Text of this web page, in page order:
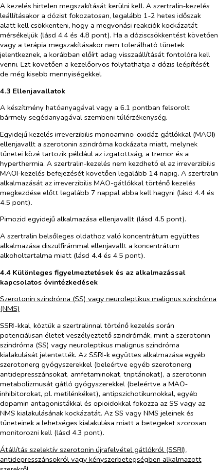
A kezelés hirtelen megszakítását kerülni kell. A szertralin-kezelés
leállításakor a dózist fokozatosan, legalább 1-2 hetes időszak
alatt kell csökkenteni, hogy a megvonási reakciók kockázatát
mérsékeljük (lásd 4.4 és 4.8 pont). Ha a dóziscsökkentést követően
vagy a terápia megszakításakor nem tolerálható tünetek
jelentkeznek, a korábban előírt adag visszaállítását fontolóra kell
venni. Ezt követően a kezelőorvos folytathatja a dózis leépítését,
de még kisebb mennyiségekkel.
4.3 Ellenjavallatok
A készítmény hatóanyagával vagy a 6.1 pontban felsorolt
bármely segédanyagával szembeni túlérzékenység.
Egyidejű kezelés irreverzibilis monoamino-oxidáz-gátlókkal (MAOI)
ellenjavallt a szerotonin szindróma kockázata miatt, melynek
tünetei közé tartozik például az izgatottság, a tremor és a
hyperthermia. A szertralin-kezelés nem kezdhető el az irreverzibilis
MAOI-kezelés befejezését követően legalább 14 napig. A szertralin
alkalmazását az irreverzibilis MAO-gátlókkal történő kezelés
megkezdése előtt legalább 7 nappal abba kell hagyni (lásd 4.4 és
4.5 pont).
Pimozid egyidejű alkalmazása ellenjavallt (lásd 4.5 pont).
A szertralin belsőleges oldathoz való koncentrátum együttes
alkalmazása diszulfirámmal ellenjavallt a koncentrátum
alkoholtartalma miatt (lásd 4.4 és 4.5 pont).
4.4 Különleges figyelmeztetések és az alkalmazással
kapcsolatos óvintézkedések
Szerotonin szindróma (SS) vagy neuroleptikus malignus szindróma
(NMS)
SSRI-kkal, köztük a szertralinnal történő kezelés során
potenciálisan életet veszélyeztető szindrómák, mint a szerotonin
szindróma (SS) vagy neuroleptikus malignus szindróma
kialakulását jelentették. Az SSRI-k együttes alkalmazása egyéb
szerotonerg gyógyszerekkel (beleértve egyéb szerotonerg
antidepresszánsokat, amfetaminokat, triptánokat), a szerotonin
metabolizmusát gátló gyógyszerekkel (beleértve a MAO-
inhibitorokat, pl. metilénkéket), antipszichotikumokkal, egyéb
dopamin antagonistákkal és opioidokkal fokozza az SS vagy az
NMS kialakulásának kockázatát. Az SS vagy NMS jeleinek és
tüneteinek a lehetséges kialakulása miatt a betegeket szorosan
monitorozni kell (lásd 4.3 pont).
Átállítás szelektív szerotonin újrafelvétel gátlókról (SSRI),
antidepresszánsokról vagy kényszerbetegségben alkalmazott